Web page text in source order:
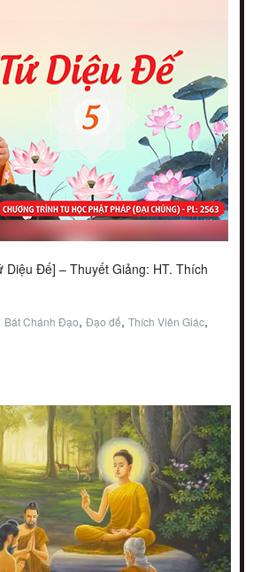
Diệu Đế] – Thuyết Giảng: HT. Thích
Bát Chánh Đạo, Đạo đế, Thích Viên Giác,